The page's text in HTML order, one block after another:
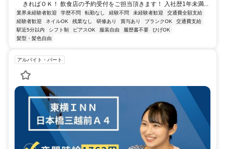
きればＯＫ！ 飲食店の予約受付をご担当頂きます！ 入社歴1年未満...
業界未経験者歓迎 学歴不問 転勤なし 経験不問 未経験者歓迎
交通費全額支給
経験者歓迎
ネイルOK 残業なし 研修あり 賞与あり ブランクOK
交通費支給
駅近5分以内
シフト制 ピアスOK 服装自由 履歴書不要
ひげOK
髪型・髪色自由
アルバイト・パート